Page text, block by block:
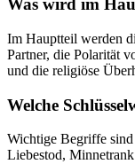
Was wird im
Im Hauptteil werden
Partner, die Polarität
und die religiöse
Welche
Wichtige Begriffe sind
Liebestod,